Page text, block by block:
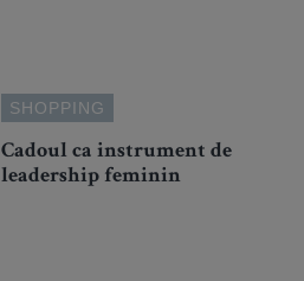
SHOPPING
Cadoul ca instrument de
leadership feminin